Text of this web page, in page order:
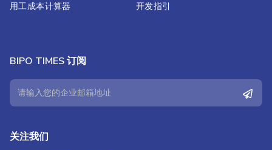
用工成本计算器
开发指引
BIPO TIMES 订阅
关注我们